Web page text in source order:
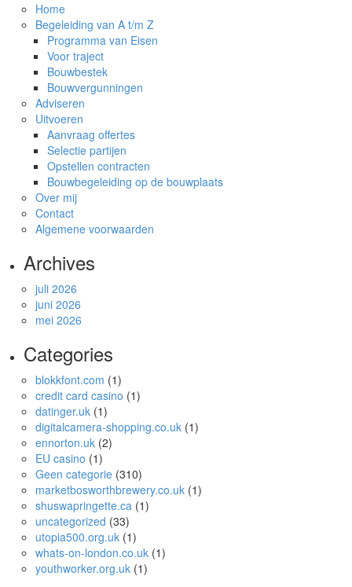
Home
Begeleiding van A t/m Z
Programma van Eisen
Voor traject
Bouwbestek
Bouwvergunningen
Adviseren
Uitvoeren
Aanvraag offertes
Selectie partijen
Opstellen contracten
Bouwbegeleiding op de bouwplaats
Over mij
Contact
Algemene voorwaarden
Archives
juli 2026
juni 2026
mei 2026
Categories
blokkfont.com (1)
credit card casino (1)
datinger.uk (1)
digitalcamera-shopping.co.uk (1)
ennorton.uk (2)
EU casino (1)
Geen categorie (310)
marketbosworthbrewery.co.uk (1)
shuswapringette.ca (1)
uncategorized (33)
utopia500.org.uk (1)
whats-on-london.co.uk (1)
youthworker.org.uk (1)